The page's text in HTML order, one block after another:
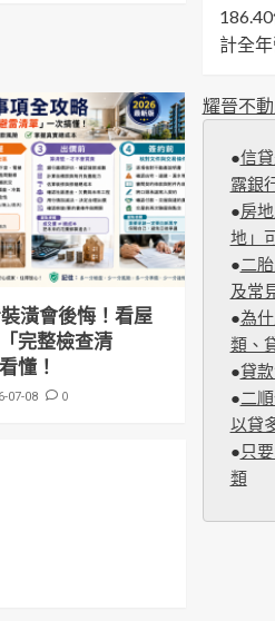
潢會後悔！看屋
完整檢查清
懂！
07-08 0
計全
耀晉不
●信
露銀
●房
地」
●二
及常
●為
類、
●貸
●二
以貸
●只
類